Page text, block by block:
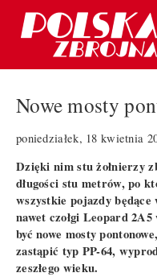
Nowe mosty
poniedziałek, 18 kwietnia
Dzięki nim stu żołnierzy
długości stu metrów, po
wszystkie pojazdy
nawet czołgi Leopard
być nowe mosty
zastąpić typ PP-64,
zeszłego wieku.